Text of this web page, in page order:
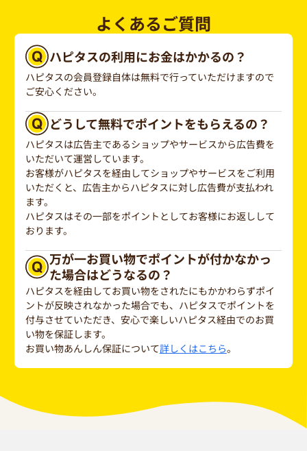
よくあるご質問
ハピタスの利用にお金はかかるの？
ハピタスの会員登録自体は無料で行っていただけますので
ご安心ください。
どうして無料でポイントをもらえるの？
ハピタスは広告主であるショップやサービスから広告費を
いただいて運営しています。
お客様がハピタスを経由してショップやサービスをご利用
いただくと、広告主からハピタスに対し広告費が支払われ
ます。
ハピタスはその一部をポイントとしてお客様にお返しして
おります。
万が一お買い物でポイントが付かなかっ
た場合はどうなるの？
ハピタスを経由してお買い物をされたにもかかわらずポイ
ントが反映されなかった場合でも、ハピタスでポイントを
付与させていただき、安心で楽しいハピタス経由でのお買
い物を保証します。
お買い物あんしん保証について詳しくはこちら。